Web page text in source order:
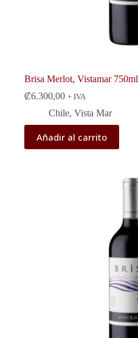
Brisa Merlot, Vistamar 750ml
₡6.300,00 + IVA
Chile, Vista Mar
Añadir al carrito